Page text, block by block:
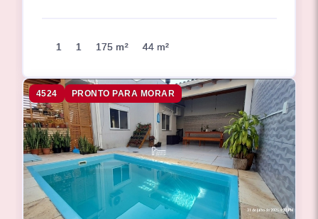
1 1 175 m² 44 m²
4524 PRONTO PARA MORAR